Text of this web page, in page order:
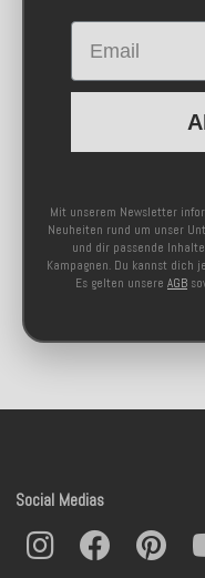
Email
Mit unserem Newsletter
Neuheiten rund um unser
und dir passende
Kampagnen. Du kannst dich
Es gelten unsere AGB
Social Medias